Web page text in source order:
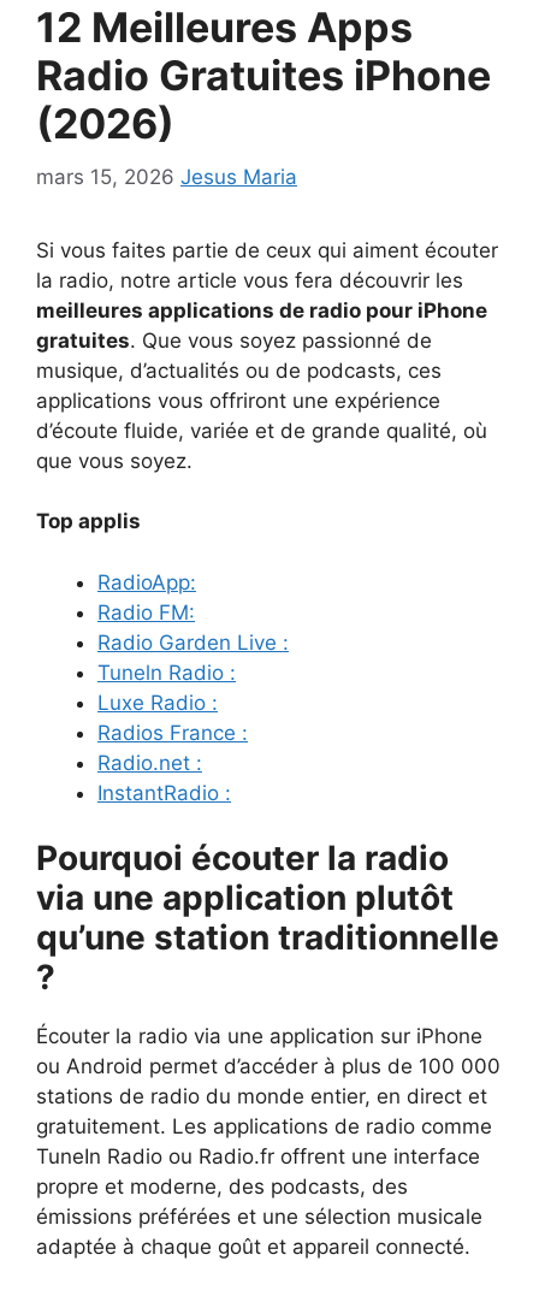
12 Meilleures Apps
Radio Gratuites iPhone
(2026)
mars 15, 2026 Jesus Maria
Si vous faites partie de ceux qui aiment écouter
la radio, notre article vous fera découvrir les
meilleures applications de radio pour iPhone
gratuites. Que vous soyez passionné de
musique, d’actualités ou de podcasts, ces
applications vous offriront une expérience
d’écoute fluide, variée et de grande qualité, où
que vous soyez.
Top applis
RadioApp:
Radio FM:
Radio Garden Live :
Tuneln Radio :
Luxe Radio :
Radios France :
Radio.net :
InstantRadio :
Pourquoi écouter la radio
via une application plutôt
qu’une station traditionnelle
?
Écouter la radio via une application sur iPhone
ou Android permet d’accéder à plus de 100 000
stations de radio du monde entier, en direct et
gratuitement. Les applications de radio comme
TuneIn Radio ou Radio.fr offrent une interface
propre et moderne, des podcasts, des
émissions préférées et une sélection musicale
adaptée à chaque goût et appareil connecté.